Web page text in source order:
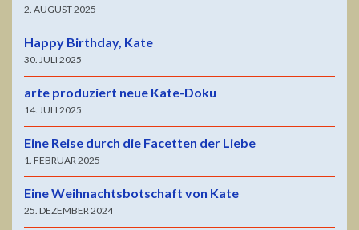
2. AUGUST 2025
Happy Birthday, Kate
30. JULI 2025
arte produziert neue Kate-Doku
14. JULI 2025
Eine Reise durch die Facetten der Liebe
1. FEBRUAR 2025
Eine Weihnachtsbotschaft von Kate
25. DEZEMBER 2024